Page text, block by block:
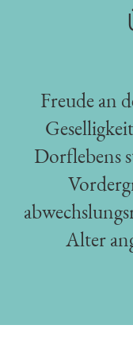
Freude an
Dorflebens
Alter